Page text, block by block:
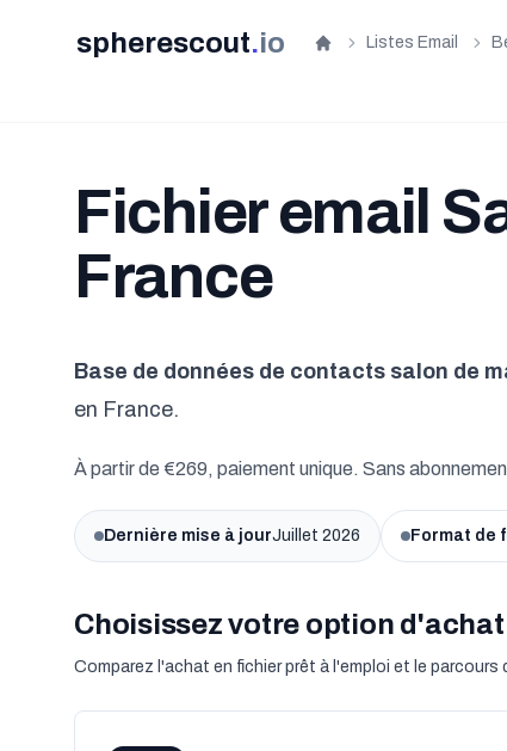
spherescout.io Accueil
Listes Email
Fichier email
France
Base de données de contacts salon de
en France.
À partir de €269, paiement unique. Sans
Dernière mise à jourJuillet 2026 Format de
Choisissez votre option d'achat
Comparez l'achat en fichier prêt à l'emploi et le